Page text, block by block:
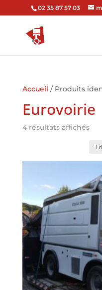
02 35 87 57 03
Accueil / Produits
Eurovoirie
4 résultats affichés